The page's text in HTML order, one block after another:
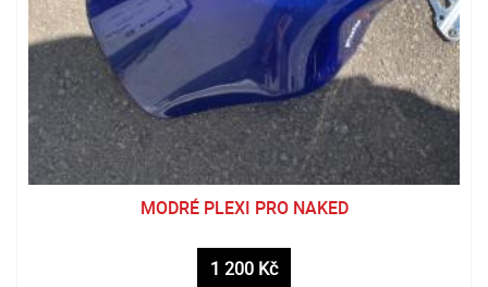
MODRÉ PLEXI PRO NAKED
1 200 Kč